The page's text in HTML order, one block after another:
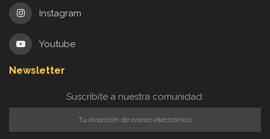
Instagram
Youtube
Newsletter
Suscribite a nuestra comunidad: